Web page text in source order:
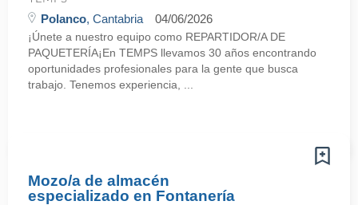
Polanco, Cantabria 04/06/2026
¡Únete a nuestro equipo como REPARTIDOR/A DE
PAQUETERÍA¡En TEMPS llevamos 30 años encontrando
oportunidades profesionales para la gente que busca
trabajo. Tenemos experiencia, ...
Mozo/a de almacén
especializado en Fontanería